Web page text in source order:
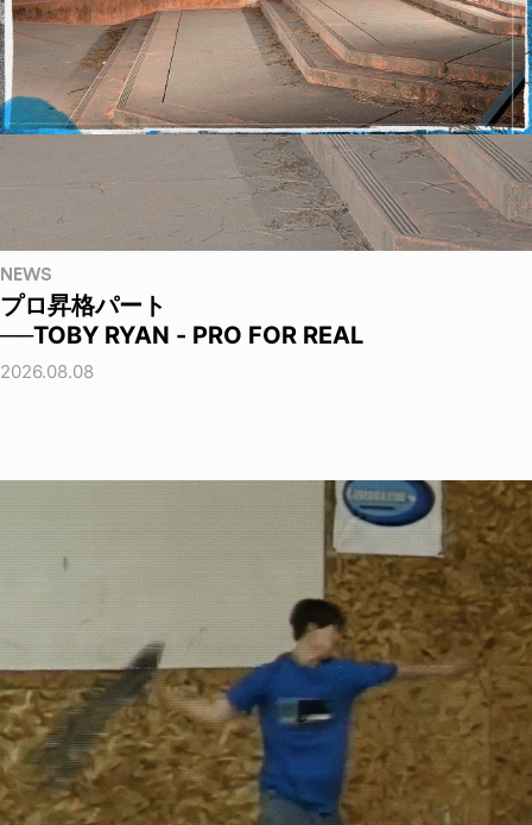
NEWS
プロ昇格パート
──TOBY RYAN - PRO FOR REAL
2026.08.08